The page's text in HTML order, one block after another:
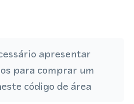
apresentar
para comprar um
código de área